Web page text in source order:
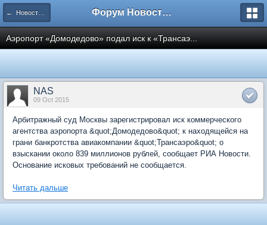
← Новости рынка недвижимости Форум Новостройки
Аэропорт «Домодедово» подал иск к «Трансаэ...
NAS
09 Oct 2015
Арбитражный суд Москвы зарегистрировал иск коммерческого
агентства аэропорта &quot;Домодедово&quot; к находящейся на
грани банкротства авиакомпании &quot;Трансаэро&quot; о
взыскании около 839 миллионов рублей, сообщает РИА Новости.
Основание исковых требований не сообщается.
Читать дальше